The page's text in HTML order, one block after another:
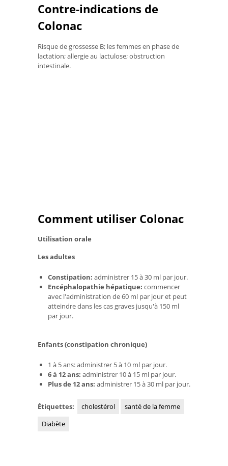
Contre-indications de
Colonac
Risque de grossesse B; les femmes en phase de
lactation; allergie au lactulose; obstruction
intestinale.
Comment utiliser Colonac
Utilisation orale
Les adultes
Constipation: administrer 15 à 30 ml par jour.
Encéphalopathie hépatique: commencer
avec l'administration de 60 ml par jour et peut
atteindre dans les cas graves jusqu'à 150 ml
par jour.
Enfants (constipation chronique)
1 à 5 ans: administrer 5 à 10 ml par jour.
6 à 12 ans: administrer 10 à 15 ml par jour.
Plus de 12 ans: administrer 15 à 30 ml par jour.
Étiquettes: cholestérol
santé de la femme
Diabète